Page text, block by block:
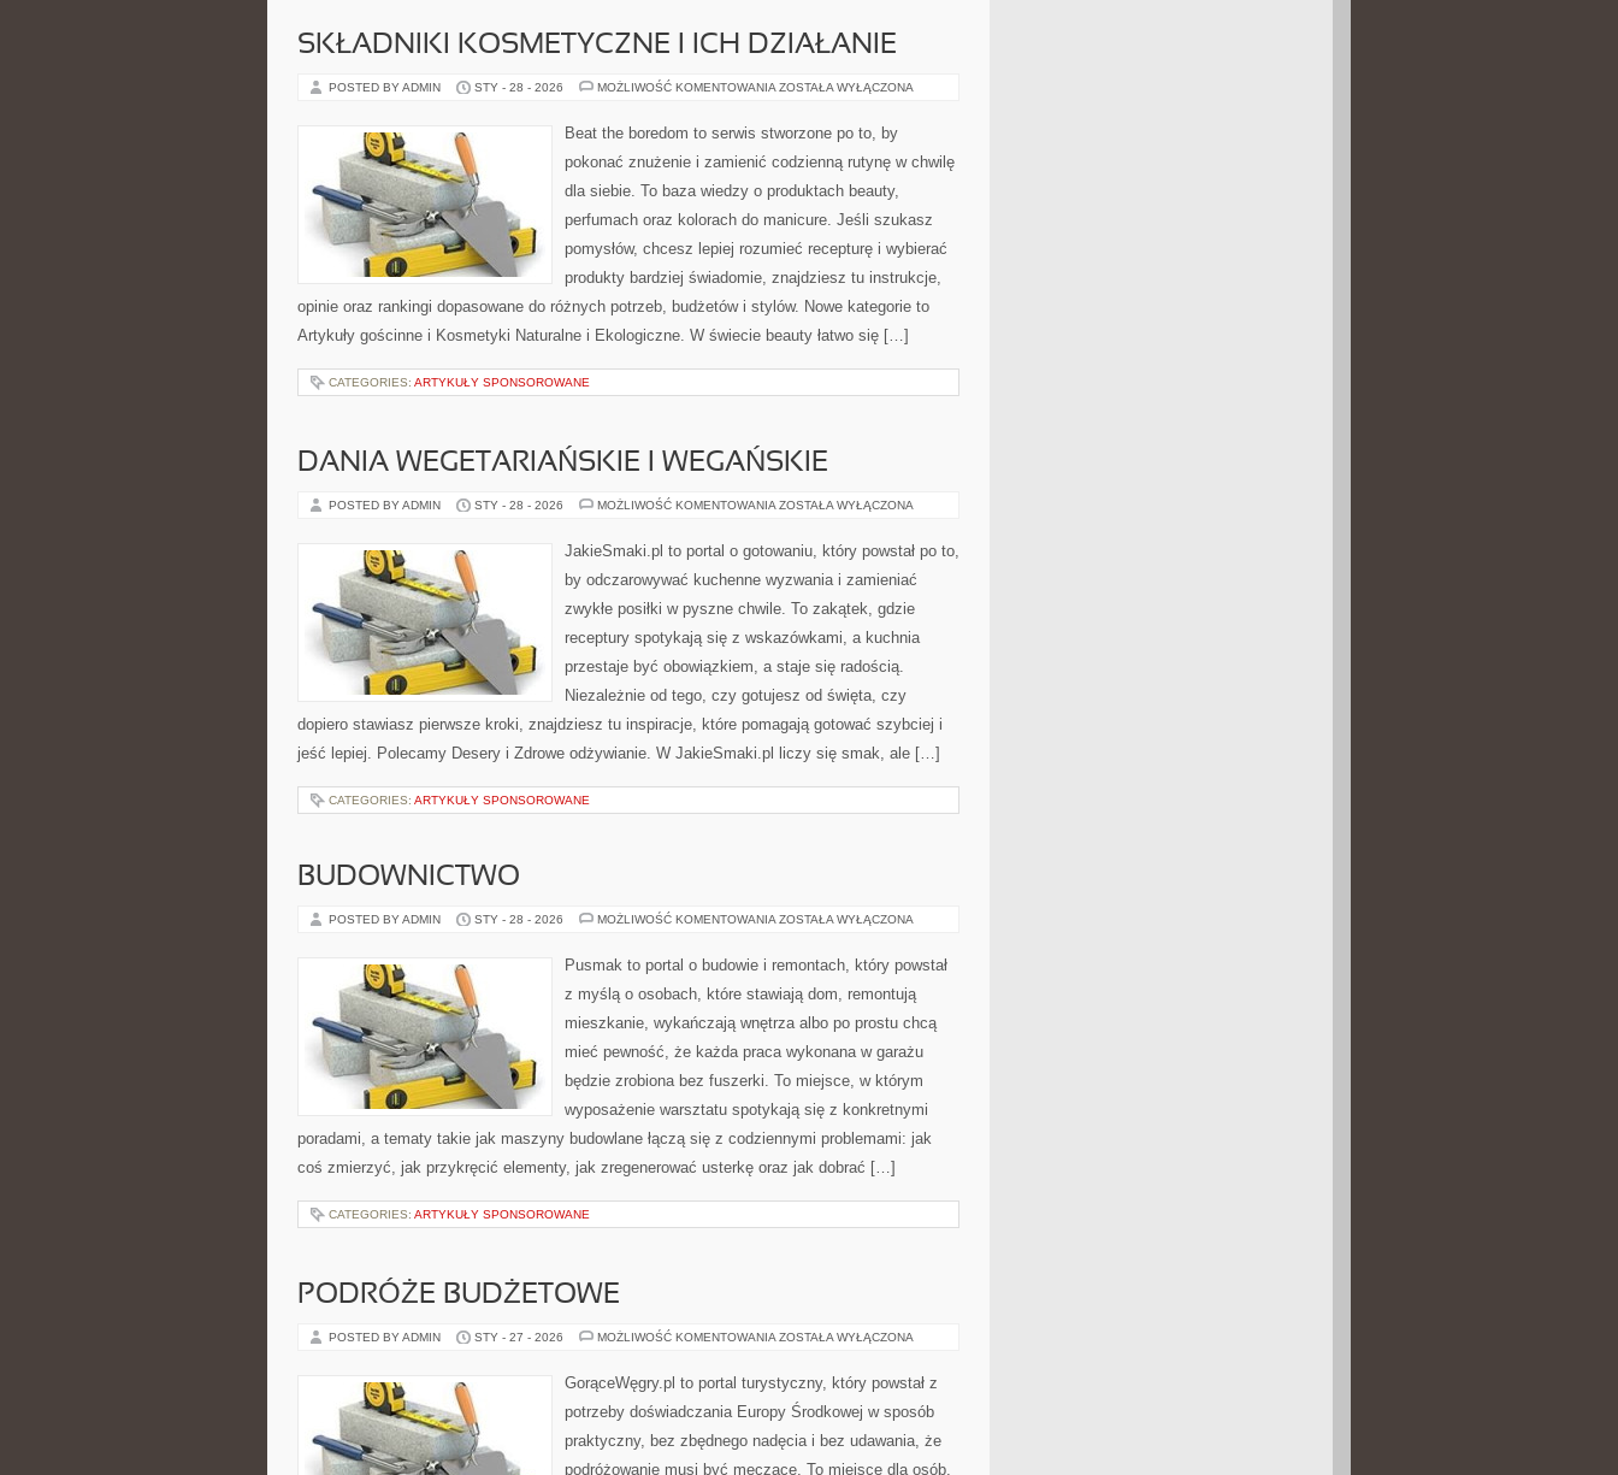
SKŁADNIKI KOSMETYCZNE I ICH DZIAŁANIE
POSTED BY ADMIN STY - 28 - 2026 MOŻLIWOŚĆ KOMENTOWANIA SKŁADNIKI
DZIAŁANIE
ZOSTAŁA WYŁĄCZONA
Beat the boredom to serwis stworzone po to, by
pokonać znużenie i zamienić codzienną rutynę w chwilę
dla siebie. To baza wiedzy o produktach beauty,
perfumach oraz kolorach do manicure. Jeśli szukasz
pomysłów, chcesz lepiej rozumieć recepturę i wybierać
produkty bardziej świadomie, znajdziesz tu instrukcje,
opinie oraz rankingi dopasowane do różnych potrzeb, budżetów i stylów. Nowe kategorie to
Artykuły gościnne i Kosmetyki Naturalne i Ekologiczne. W świecie beauty łatwo się […]
CATEGORIES: ARTYKUŁY SPONSOROWANE
DANIA WEGETARIAŃSKIE I WEGAŃSKIE
POSTED BY ADMIN STY - 28 - 2026 MOŻLIWOŚĆ KOMENTOWANIA DANIA
WEGAŃSKIE
ZOSTAŁA WYŁĄCZONA
JakieSmaki.pl to portal o gotowaniu, który powstał po to,
by odczarowywać kuchenne wyzwania i zamieniać
zwykłe posiłki w pyszne chwile. To zakątek, gdzie
receptury spotykają się z wskazówkami, a kuchnia
przestaje być obowiązkiem, a staje się radością.
Niezależnie od tego, czy gotujesz od święta, czy
dopiero stawiasz pierwsze kroki, znajdziesz tu inspiracje, które pomagają gotować szybciej i
jeść lepiej. Polecamy Desery i Zdrowe odżywianie. W JakieSmaki.pl liczy się smak, ale […]
CATEGORIES: ARTYKUŁY SPONSOROWANE
BUDOWNICTWO
POSTED BY ADMIN STY - 28 - 2026 MOŻLIWOŚĆ KOMENTOWANIA BUDOWNICTWO
ZOSTAŁA WYŁĄCZONA
Pusmak to portal o budowie i remontach, który powstał
z myślą o osobach, które stawiają dom, remontują
mieszkanie, wykańczają wnętrza albo po prostu chcą
mieć pewność, że każda praca wykonana w garażu
będzie zrobiona bez fuszerki. To miejsce, w którym
wyposażenie warsztatu spotykają się z konkretnymi
poradami, a tematy takie jak maszyny budowlane łączą się z codziennymi problemami: jak
coś zmierzyć, jak przykręcić elementy, jak zregenerować usterkę oraz jak dobrać […]
CATEGORIES: ARTYKUŁY SPONSOROWANE
PODRÓŻE BUDŻETOWE
POSTED BY ADMIN STY - 27 - 2026 MOŻLIWOŚĆ KOMENTOWANIA PODRÓŻE
ZOSTAŁA WYŁĄCZONA
GorąceWęgry.pl to portal turystyczny, który powstał z
potrzeby doświadczania Europy Środkowej w sposób
praktyczny, bez zbędnego nadęcia i bez udawania, że
podróżowanie musi być męczące. To miejsce dla osób,